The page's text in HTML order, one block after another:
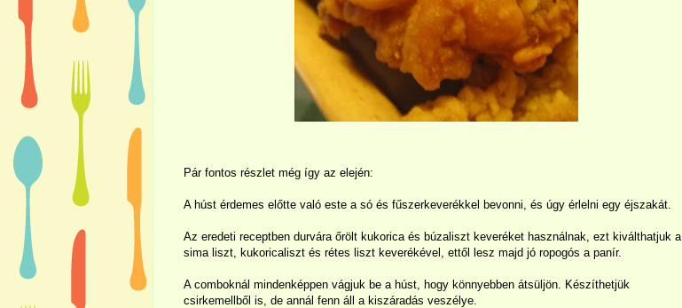
Pár fontos részlet még így az elején:
A húst érdemes előtte való este a só és fűszerkeverékkel bevonni, és úgy érlelni egy éjszakát.
Az eredeti receptben durvára őrölt kukorica és búzaliszt keveréket használnak, ezt kiválthatjuk a
sima liszt, kukoricaliszt és rétes liszt keverékével, ettől lesz majd jó ropogós a panír.
A comboknál mindenképpen vágjuk be a húst, hogy könnyebben átsüljön. Készíthetjük
csirkemellből is, de annál fenn áll a kiszáradás veszélye.